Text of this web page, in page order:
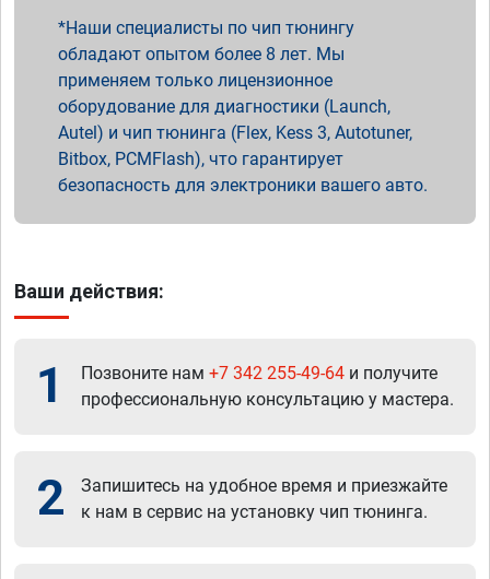
Наши специалисты по чип тюнингу
обладают опытом более 8 лет. Мы
применяем только лицензионное
оборудование для диагностики (Launch,
Autel) и чип тюнинга (Flex, Kess 3, Autotuner,
Bitbox, PCMFlash), что гарантирует
безопасность для электроники вашего авто.
Ваши действия:
1 Позвоните нам +7 342 255-49-64 и получите
профессиональную консультацию у мастера.
2
Запишитесь на удобное время и приезжайте
к нам в сервис на установку чип тюнинга.